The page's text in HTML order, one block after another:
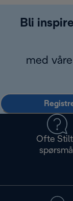
Bli
med
Ofte